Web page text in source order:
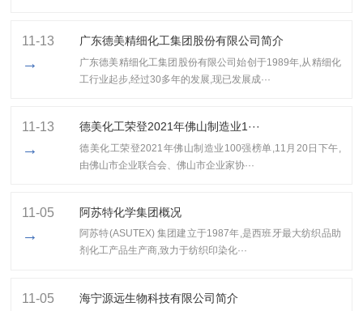
11-13
→
广东德美精细化工集团股份有限公司简介
广东德美精细化工集团股份有限公司始创于1989年,从精细化
工行业起步,经过30多年的发展,现已发展成···
11-13
→
​德美化工荣登2021年佛山制造业1···
​德美化工荣登2021年佛山制造业100强榜单,11月20日下午,
由佛山市企业联合会、佛山市企业家协···
11-05
→
阿苏特化学集团概况
阿苏特(ASUTEX) 集团建立于1987年,是西班牙最大纺织品助
剂化工产品生产商,致力于纺织印染化···
11-05 海宁源远生物科技有限公司简介